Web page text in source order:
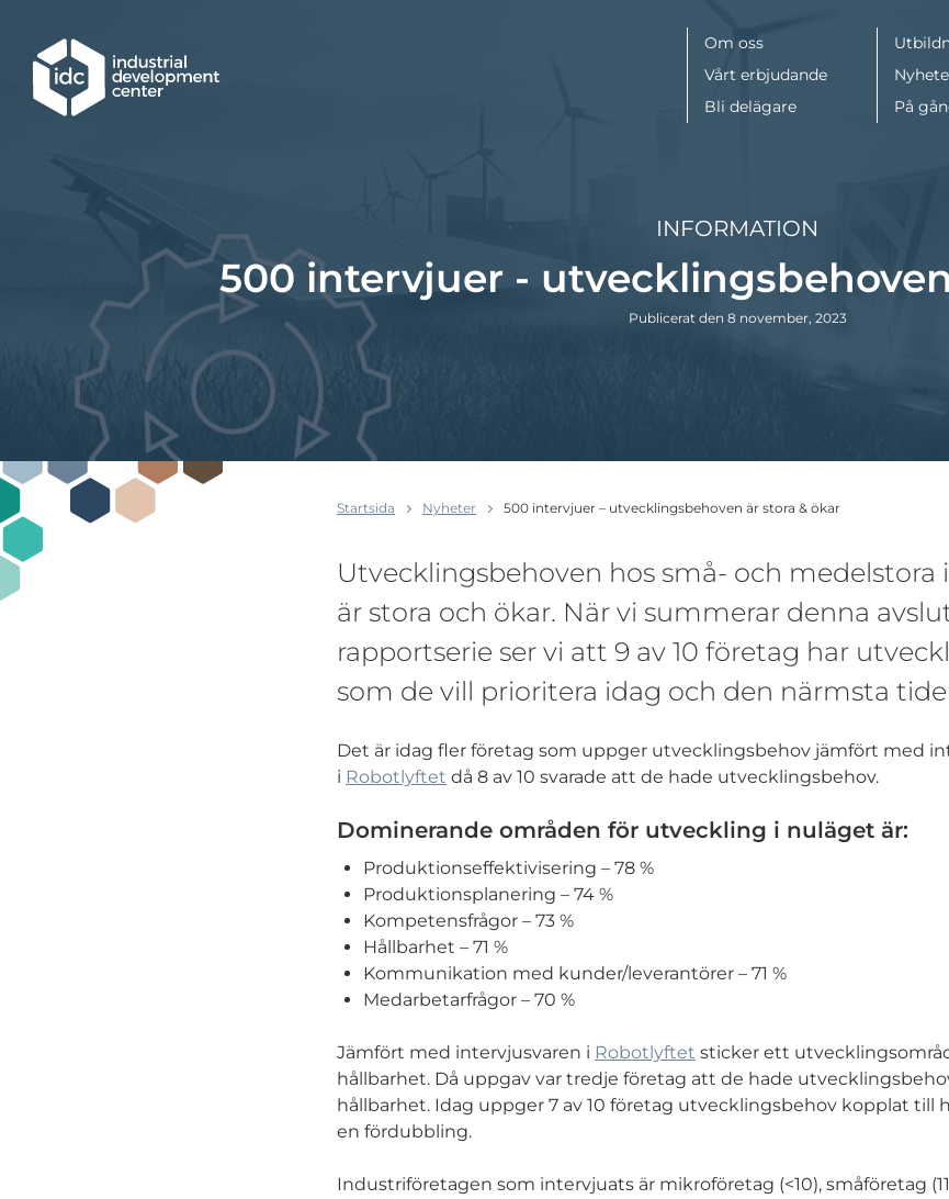
Meny
Om oss
Vårt erbjudande
Bli delägare
På
INFORMATION
500 intervjuer -
Publicerat den 8 november, 2023
Startsida Nyheter 500 intervjuer – utvecklingsbehoven är stora & ökar
Utvecklingsbehoven hos små- och
är stora och ökar. När vi summerar denna
rapportserie ser vi att 9 av 10 företag har
som de vill prioritera idag och den närmsta
Det är idag fler företag som uppger utvecklingsbehov jämfört med
i Robotlyftet då 8 av 10 svarade att de hade utvecklingsbehov.
Dominerande områden för utveckling i nuläget är:
Produktionseffektivisering – 78 %
Produktionsplanering – 74 %
Kompetensfrågor – 73 %
Hållbarhet – 71 %
Kommunikation med kunder/leverantörer – 71 %
Medarbetarfrågor – 70 %
Jämfört med intervjusvaren i Robotlyftet sticker ett
hållbarhet. Då uppgav var tredje företag att de hade
hållbarhet. Idag uppger 7 av 10 företag utvecklingsbehov kopplat till
en fördubbling.
Industriföretagen som intervjuats är mikroföretag (<10), småföretag